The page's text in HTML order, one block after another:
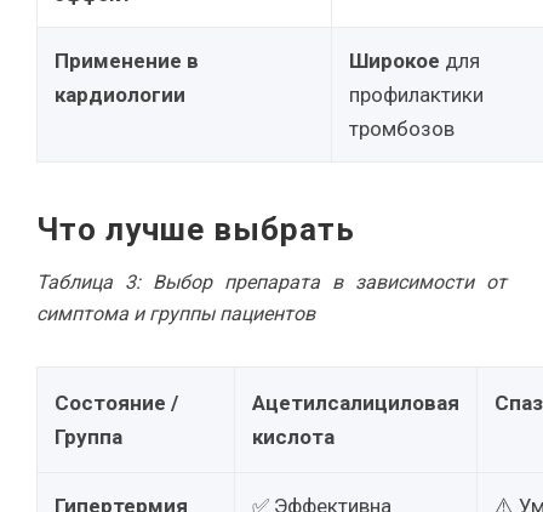
Применение в
кардиологии
Широкое для
профилактики
тромбозов
Что лучше выбрать
Таблица 3: Выбор препарата в зависимости от
симптома и группы пациентов
Состояние /
Группа
Ацетилсалициловая
кислота
Гипертермия
✅ Эффективна ⚠️